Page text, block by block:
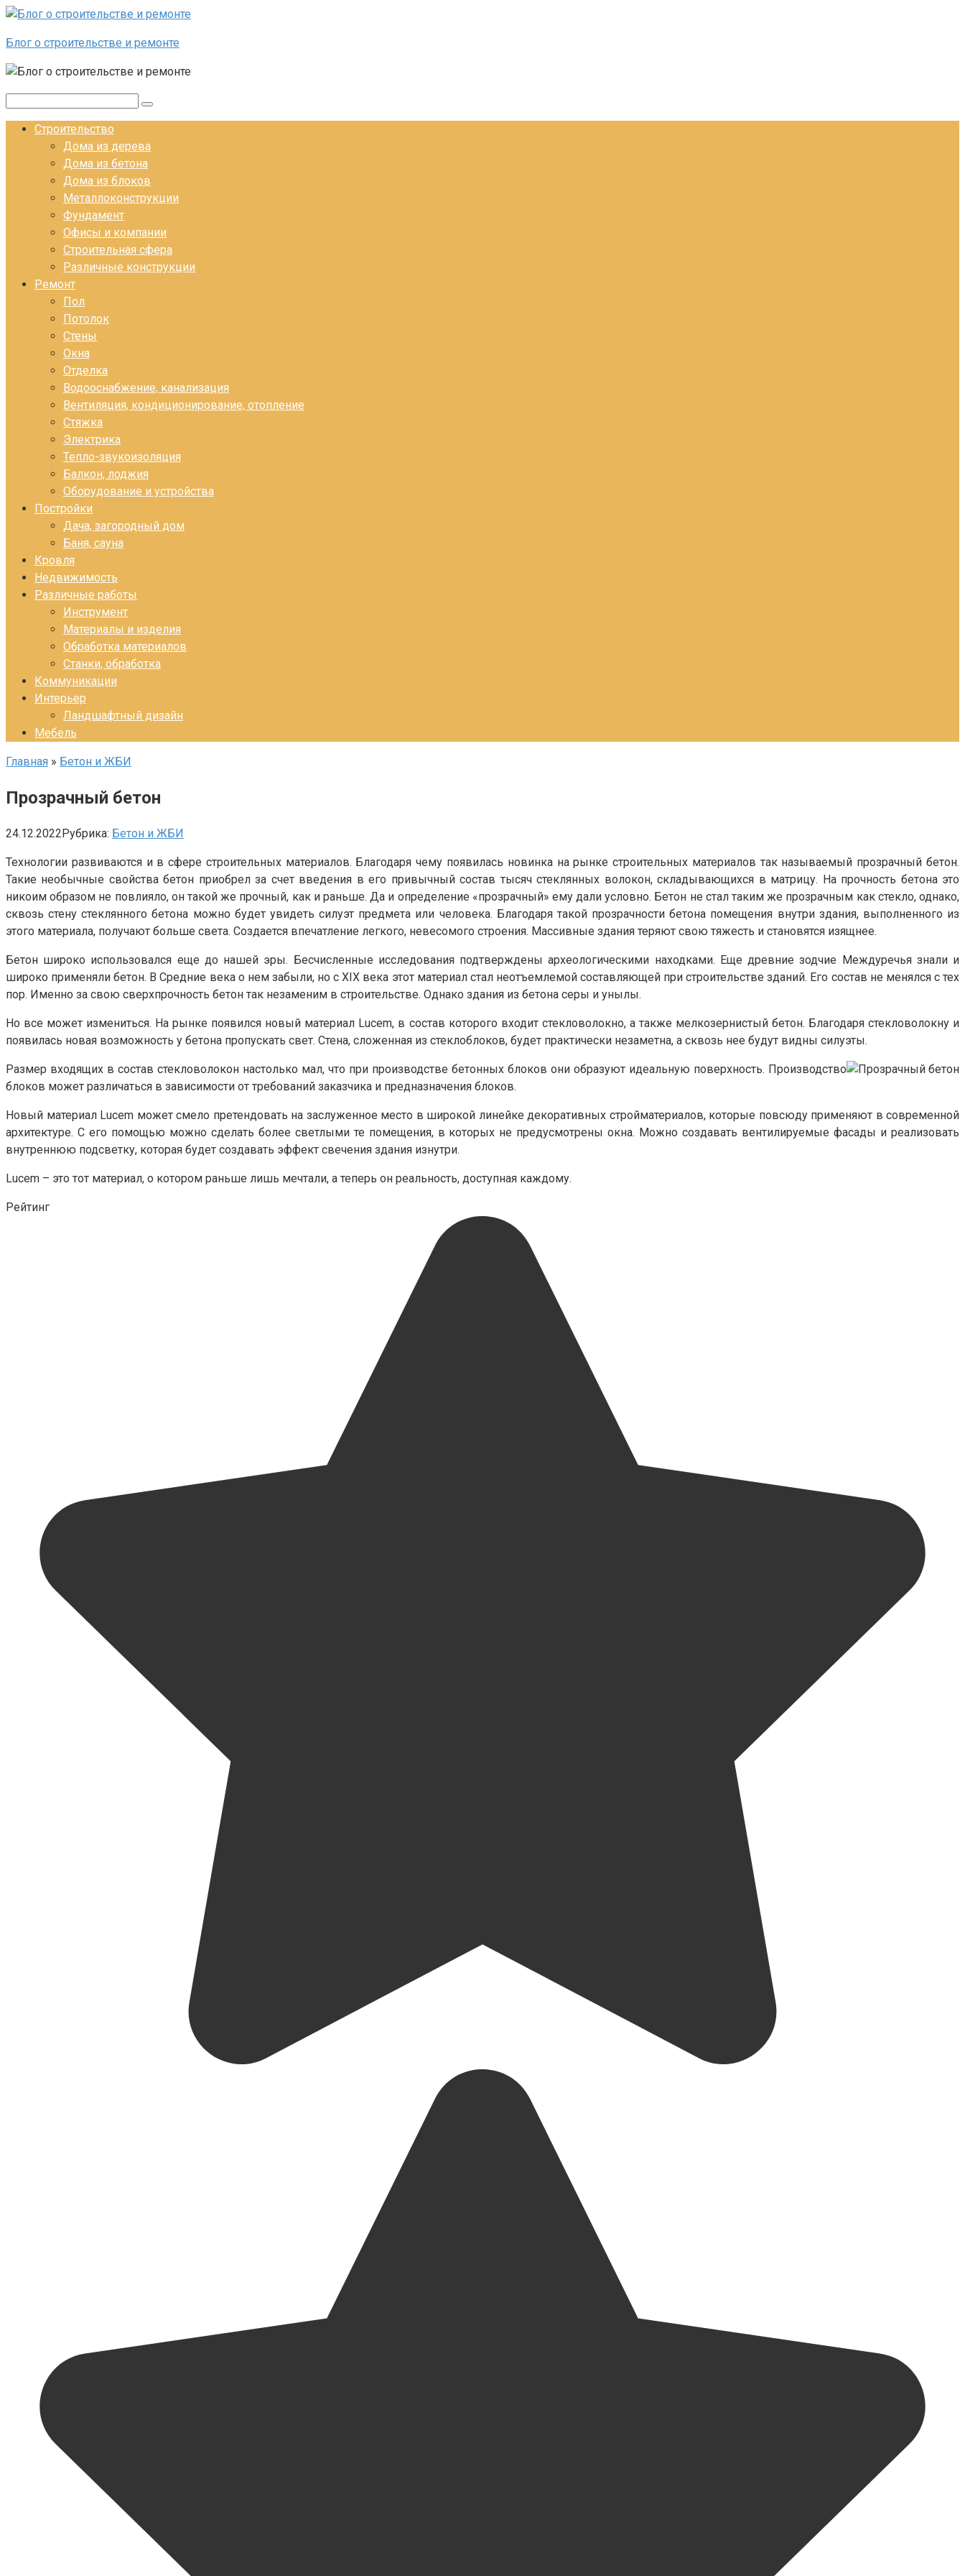
Перейти к контенту
Блог о строительстве и ремонте
Строительство
Дома из дерева
Дома из бетона
Дома из блоков
Металлоконструкции
Фундамент
Офисы и компании
Строительная сфера
Различные конструкции
Ремонт
Пол
Потолок
Стены
Окна
Отделка
Водооснабжение, канализация
Вентиляция, кондиционирование, отопление
Стяжка
Электрика
Тепло-звукоизоляция
Балкон, лоджия
Оборудование и устройства
Постройки
Дача, загородный дом
Баня, сауна
Кровля
Недвижимость
Различные работы
Инструмент
Материалы и изделия
Обработка материалов
Станки, обработка
Коммуникации
Интерьер
Ландшафтный дизайн
Мебель
Главная » Бетон и ЖБИ
Прозрачный бетон
24.12.2022Рубрика: Бетон и ЖБИ
Технологии развиваются и в сфере строительных материалов. Благодаря чему появилась новинка на рынке строительных материалов так называемый прозрачный бетон.
Такие необычные свойства бетон приобрел за счет введения в его привычный состав тысяч стеклянных волокон, складывающихся в матрицу. На прочность бетона это
никоим образом не повлияло, он такой же прочный, как и раньше. Да и определение «прозрачный» ему дали условно. Бетон не стал таким же прозрачным как стекло, однако,
сквозь стену стеклянного бетона можно будет увидеть силуэт предмета или человека. Благодаря такой прозрачности бетона помещения внутри здания, выполненного из
этого материала, получают больше света. Создается впечатление легкого, невесомого строения. Массивные здания теряют свою тяжесть и становятся изящнее.
Бетон широко использовался еще до нашей эры. Бесчисленные исследования подтверждены археологическими находками. Еще древние зодчие Междуречья знали и
широко применяли бетон. В Средние века о нем забыли, но с XIX века этот материал стал неотъемлемой составляющей при строительстве зданий. Его состав не менялся с тех
пор. Именно за свою сверхпрочность бетон так незаменим в строительстве. Однако здания из бетона серы и унылы.
Но все может измениться. На рынке появился новый материал Lucem, в состав которого входит стекловолокно, а также мелкозернистый бетон. Благодаря стекловолокну и
появилась новая возможность у бетона пропускать свет. Стена, сложенная из стеклоблоков, будет практически незаметна, а сквозь нее будут видны силуэты.
Размер входящих в состав стекловолокон настолько мал, что при производстве бетонных блоков они образуют идеальную поверхность. Производство
блоков может различаться в зависимости от требований заказчика и предназначения блоков.
Новый материал Lucem может смело претендовать на заслуженное место в широкой линейке декоративных стройматериалов, которые повсюду применяют в современной
архитектуре. С его помощью можно сделать более светлыми те помещения, в которых не предусмотрены окна. Можно создавать вентилируемые фасады и реализовать
внутреннюю подсветку, которая будет создавать эффект свечения здания изнутри.
Lucem – это тот материал, о котором раньше лишь мечтали, а теперь он реальность, доступная каждому.
Рейтинг